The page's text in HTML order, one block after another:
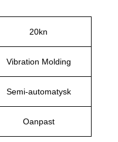
20kn
Vibration Molding
Semi-automatysk
Oanpast